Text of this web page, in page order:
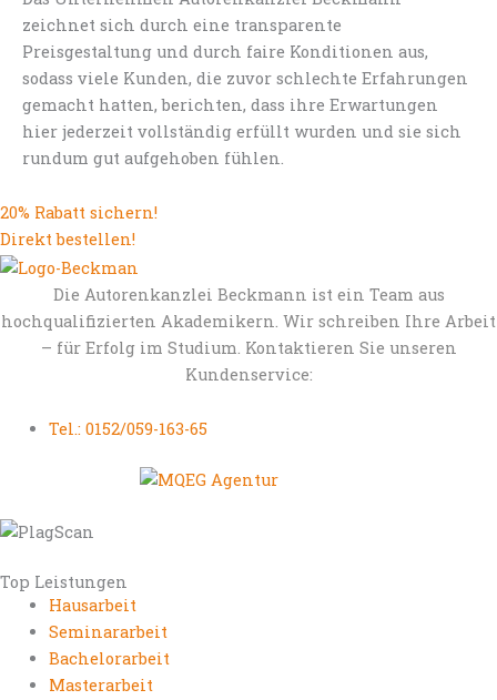
zeichnet sich durch eine transparente
Preisgestaltung und durch faire Konditionen aus,
sodass viele Kunden, die zuvor schlechte Erfahrungen
gemacht hatten, berichten, dass ihre Erwartungen
hier jederzeit vollständig erfüllt wurden und sie sich
rundum gut aufgehoben fühlen.
20% Rabatt sichern!
Direkt bestellen!
Die Autorenkanzlei Beckmann ist ein Team aus
hochqualifizierten Akademikern. Wir schreiben Ihre Arbeit
– für Erfolg im Studium. Kontaktieren Sie unseren
Kundenservice:
Tel.: 0152/059-163-65
Top Leistungen
Hausarbeit
Seminararbeit
Bachelorarbeit
Masterarbeit